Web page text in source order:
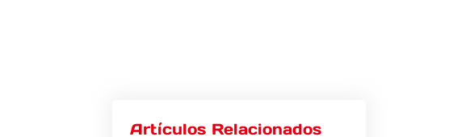
Artículos Relacionados